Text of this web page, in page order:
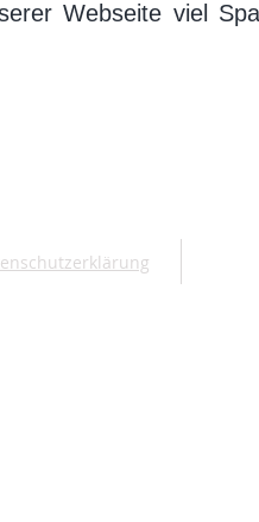
Webseite viel